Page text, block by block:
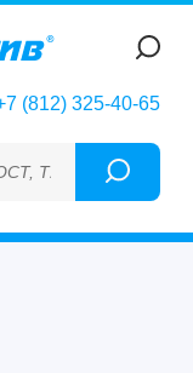
(812) 325-40-65
МСО, ОСО, СОП,